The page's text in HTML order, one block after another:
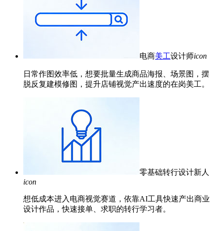
电商美工设计师icon
日常作图效率低，想要批量生成商品海报、场景图，摆
脱反复建模修图，提升店铺视觉产出速度的在岗美工。
零基础转行设计新人
icon
想低成本进入电商视觉赛道，依靠AI工具快速产出商业
设计作品，快速接单、求职的转行学习者。